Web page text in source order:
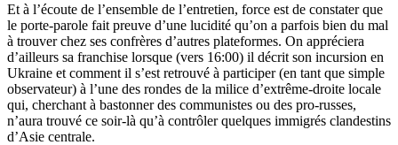
Et à l’écoute de l’ensemble de l’entretien, force est de constater que
le porte-parole fait preuve d’une lucidité qu’on a parfois bien du mal
à trouver chez ses confrères d’autres plateformes. On appréciera
d’ailleurs sa franchise lorsque (vers 16:00) il décrit son incursion en
Ukraine et comment il s’est retrouvé à participer (en tant que simple
observateur) à l’une des rondes de la milice d’extrême-droite locale
qui, cherchant à bastonner des communistes ou des pro-russes,
n’aura trouvé ce soir-là qu’à contrôler quelques immigrés clandestins
d’Asie centrale.